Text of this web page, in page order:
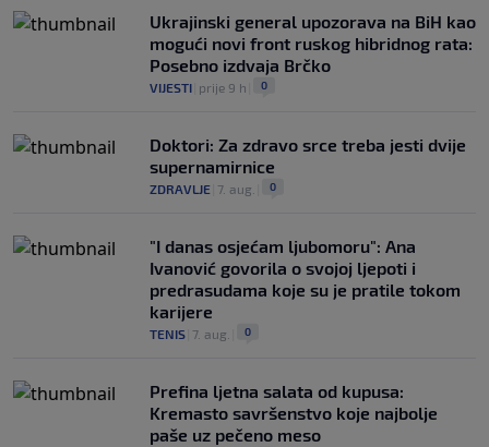
Ukrajinski general upozorava na BiH kao
mogući novi front ruskog hibridnog rata:
Posebno izdvaja Brčko
VIJESTI prije 9 h 0
Doktori: Za zdravo srce treba jesti dvije
supernamirnice
ZDRAVLJE 7. aug. 0
"I danas osjećam ljubomoru": Ana
Ivanović govorila o svojoj ljepoti i
predrasudama koje su je pratile tokom
karijere
TENIS 7. aug. 0
Prefina ljetna salata od kupusa:
Kremasto savršenstvo koje najbolje
paše uz pečeno meso